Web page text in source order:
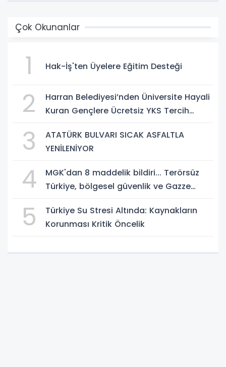
Çok Okunanlar
1 Hak-İş'ten Üyelere Eğitim Desteği
2
Harran Belediyesi’nden Üniversite Hayali
Kuran Gençlere Ücretsiz YKS Tercih
3
ATATÜRK BULVARI SICAK ASFALTLA
YENİLENİYOR
4
MGK'dan 8 maddelik bildiri... Terörsüz
Türkiye, bölgesel güvenlik ve Gazze
5
Türkiye Su Stresi Altında: Kaynakların
Korunması Kritik Öncelik